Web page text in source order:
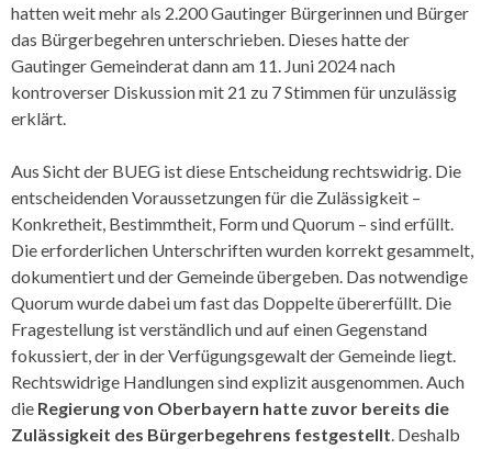
hatten weit mehr als 2.200 Gautinger Bürgerinnen und Bürger
das Bürgerbegehren unterschrieben. Dieses hatte der
Gautinger Gemeinderat dann am 11. Juni 2024 nach
kontroverser Diskussion mit 21 zu 7 Stimmen für unzulässig
erklärt.
Aus Sicht der BUEG ist diese Entscheidung rechtswidrig. Die
entscheidenden Voraussetzungen für die Zulässigkeit –
Konkretheit, Bestimmtheit, Form und Quorum – sind erfüllt.
Die erforderlichen Unterschriften wurden korrekt gesammelt,
dokumentiert und der Gemeinde übergeben. Das notwendige
Quorum wurde dabei um fast das Doppelte übererfüllt. Die
Fragestellung ist verständlich und auf einen Gegenstand
fokussiert, der in der Verfügungsgewalt der Gemeinde liegt.
Rechtswidrige Handlungen sind explizit ausgenommen. Auch
die Regierung von Oberbayern hatte zuvor bereits die
Zulässigkeit des Bürgerbegehrens festgestellt. Deshalb